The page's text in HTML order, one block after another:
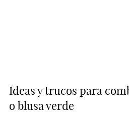
Ideas y trucos para
o blusa verde